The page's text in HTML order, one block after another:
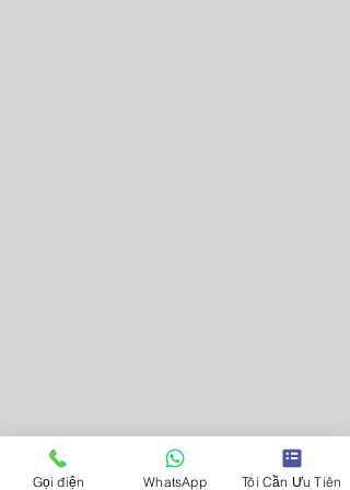
Gọi điện WhatsApp Tôi Cần Ưu Tiên